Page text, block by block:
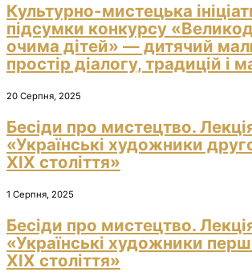
Культурно-мистецька
підсумки конкурсу
очима дітей» — дитячий
простір діалогу, традицій і
20 Серпня, 2025
Бесіди про мистецтво.
«Українські художники
ХІХ століття»
1 Серпня, 2025
Бесіди про мистецтво.
«Українські художники
ХІХ століття»